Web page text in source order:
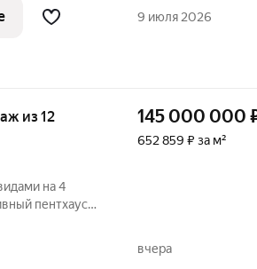
- 5
9 июля 2026
из 12
на 4
пентхаус
планировка
145 000 000
652 859 ₽ за м²
вчера